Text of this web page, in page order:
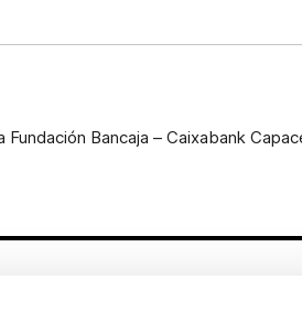
Fundación Bancaja – Caixabank